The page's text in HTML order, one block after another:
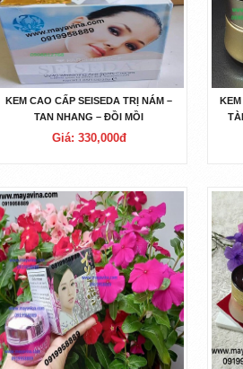
KEM CAO CẤP SEISEDA TRỊ NÁM –
TAN NHANG – ĐỒI MỒI
Giá: 330,000đ